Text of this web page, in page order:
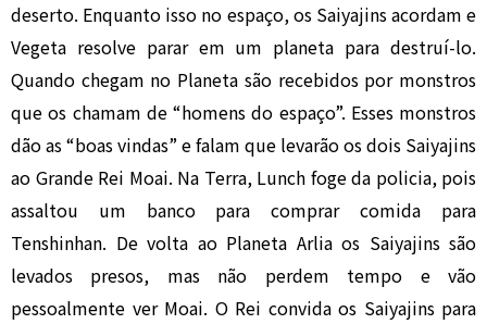
deserto. Enquanto isso no espaço, os Saiyajins acordam e
Vegeta resolve parar em um planeta para destruí-lo.
Quando chegam no Planeta são recebidos por monstros
que os chamam de “homens do espaço”. Esses monstros
dão as “boas vindas” e falam que levarão os dois Saiyajins
ao Grande Rei Moai. Na Terra, Lunch foge da policia, pois
assaltou um banco para comprar comida para
Tenshinhan. De volta ao Planeta Arlia os Saiyajins são
levados presos, mas não perdem tempo e vão
pessoalmente ver Moai. O Rei convida os Saiyajins para